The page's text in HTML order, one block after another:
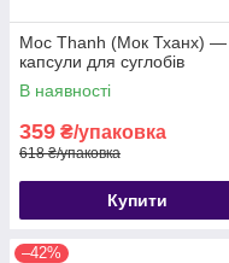
Moc Thanh (Мок Тханх) —
капсули для суглобів
В наявності
359 ₴/упаковка
618 ₴/упаковка
Купити
–42%